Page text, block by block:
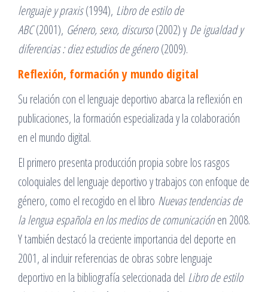
lenguaje y praxis(1994), Libro de estilo de
ABC(2001), Género, sexo, discurso(2002) yDe igualdad y
diferencias : diez estudios de género(2009).
Reflexión, formación y mundo digital
Su relación con el lenguaje deportivo abarca la reflexión en
publicaciones, la formación especializada y la colaboración
en el mundo digital.
El primero presenta producción propia sobre los rasgos
coloquiales del lenguaje deportivo y trabajos con enfoque de
género, como el recogido en el libro Nuevas tendencias de
la lengua española en los medios de comunicaciónen 2008.
Y también destacó la creciente importancia del deporte en
2001, al incluir referencias de obras sobre lenguaje
deportivo en la bibliografía seleccionada del Libro de estilo